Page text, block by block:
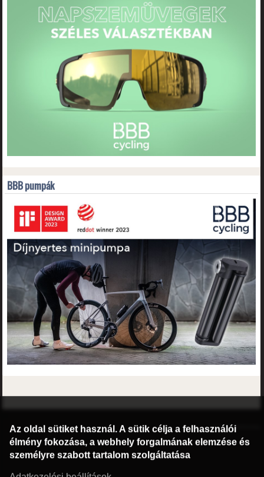
BBB pumpák
Honlap: webtoday
Az oldal sütiket használ. A sütik célja a felhasználói
élmény fokozása, a webhely forgalmának elemzése és
személyre szabott tartalom szolgáltatása